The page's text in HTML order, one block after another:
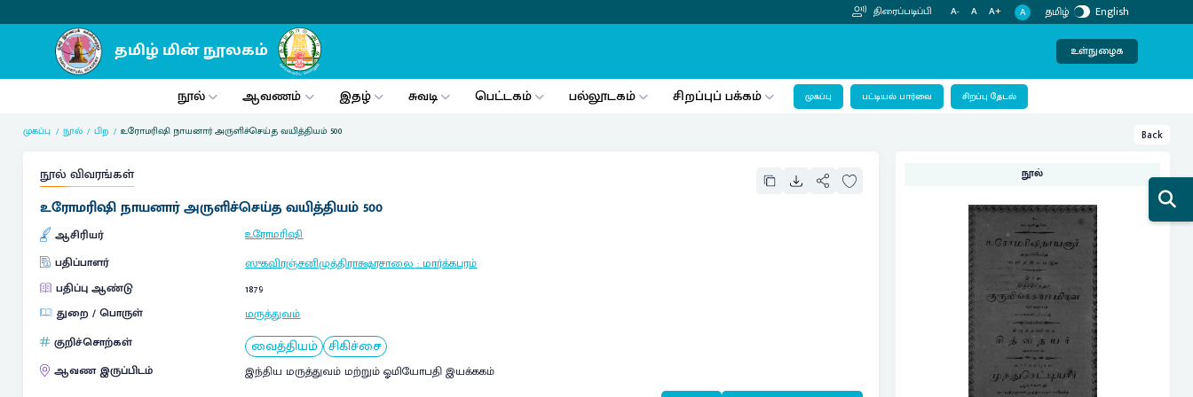
திரைப்படிப்பி A- A A+ A தமிழ் English
உள்நுழைக
நூல் ஆவணம் இதழ் சுவடி பெட்டகம் பல்லூடகம் சிறப்புப் பக்கம் முகப்பு பட்டியல் பார்வை சிறப்பு தேடல்
முகப்பு நூல் பிற உரோமரிஷி நாயனார் அருளிச்செய்த வயித்தியம் 500 Back
நூல் விவரங்கள்
உரோமரிஷி நாயனார் அருளிச்செய்த வயித்தியம் 500
ஆசிரியர்
உரோமரிஷி
பதிப்பாளர்
ஸுகவிரஞ்சனிமுத்திராக்ஷரசாலை:மார்க்கபுரம்
பதிப்பு ஆண்டு
1879
துறை / பொருள்
மருத்துவம்
குறிச்சொற்கள்
வைத்தியம் சிகிச்சை
ஆவண இருப்பிடம் இந்திய மருத்துவம் மற்றும் ஓமியோபதி இயக்ககம்
நூல்